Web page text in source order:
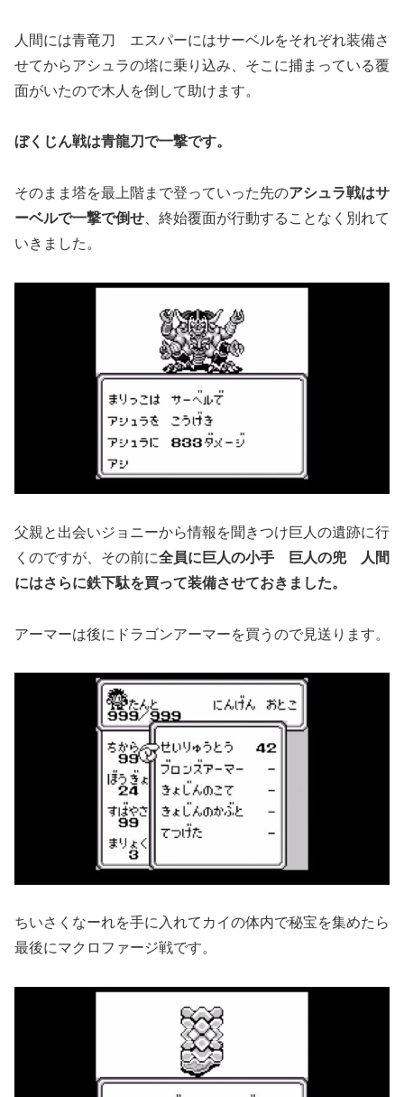
人間には青竜刀 エスパーにはサーベルをそれぞれ装備さ
せてからアシュラの塔に乗り込み、そこに捕まっている覆
面がいたので木人を倒して助けます。
ぼくじん戦は青龍刀で一撃です。
そのまま塔を最上階まで登っていった先のアシュラ戦はサ
ーベルで一撃で倒せ 、終始覆面が行動することなく別れて
いきました。
父親と出会いジョニーから情報を聞きつけ巨人の遺跡に行
くのですが、その前に全員に巨人の小手 巨人の兜 人間
にはさらに鉄下駄を買って装備させておきました。
アーマーは後にドラゴンアーマーを買うので見送ります。
ちいさくなーれを手に入れてカイの体内で秘宝を集めたら
最後にマクロファージ戦です。